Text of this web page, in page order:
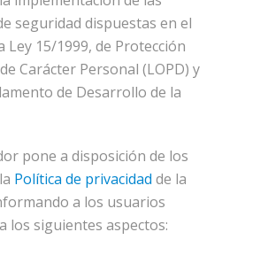
seguridad dispuestas en el
Ley 15/1999, de Protección
Carácter Personal (LOPD) y
de Desarrollo de la
pone a disposición de los
Política de privacidad de la
a los usuarios
los siguientes aspectos: